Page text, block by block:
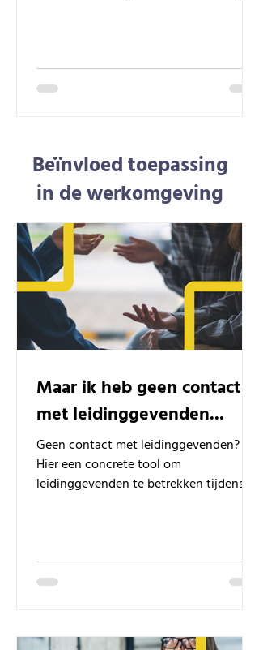
Beïnvloed toepassing
in de werkomgeving
Maar ik heb geen contact
met leidinggevenden...
Geen contact met leidinggevenden?
Hier een concrete tool om
leidinggevenden te betrekken tijdens